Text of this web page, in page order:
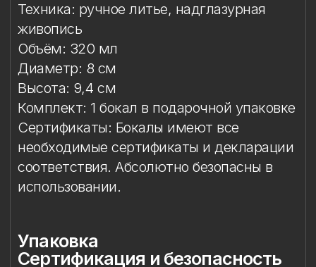
использовании.
Упаковка
Сертификация и безопасность
Условия эксплуатации
Мойка
Защита от повреждений
Особое внимание к
фарфоровому элементу
Упаковка
Подарочная упаковка входит
в стоимость изделия.
Изделие прошло необходимые
испытания и имеет сертификаты
соответствия. Бокал безопасен для